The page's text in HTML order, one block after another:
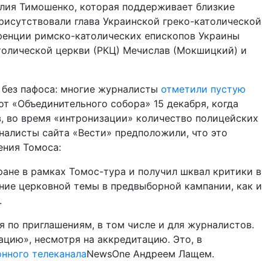
Тимошенко, которая поддерживает близкие
глава Украинской греко-католической
римско-католических епископов Украины
церкви (РКЦ) Мечислав (Мокшицкий) и
пафоса: многие журналисты отметили пустую
«Объединительного собора» 15 декабря, когда
время «интронизации» количество полицейских
сайта «Вести» предположили, что это
Томоса:
в рамках Томос-тура и получил шквал критики в
церковной темы в предвыборной кампании, как и
по приглашениям, в том числе и для журналистов.
несмотря на аккредитацию. Это, в
телеканалаNewsOne Андреем Лащем.